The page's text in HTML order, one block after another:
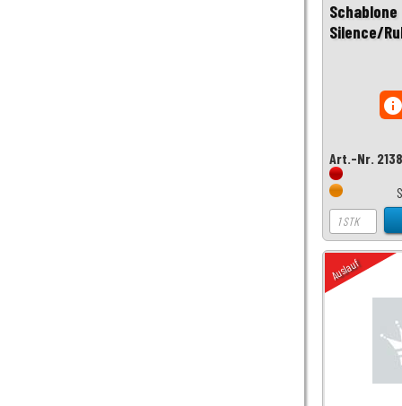
Schablone
Silence/
Art.-Nr.
Auslauf